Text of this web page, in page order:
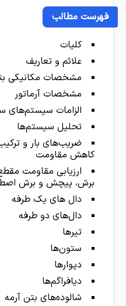
فهرست مطالب
کلیات
علائم و تعاریف
مشخصات مکانیکی
مشخصات آرماتور
الزامات سیستم‌های
تحلیل سیستم‌ها
ضریب‌های بار و
کاهش مقاومت
ارزیابی مقاومت
برش، پیچش و برش
دال های یک طرفه
دال‌های دو طرفه
تیرها
ستون‌ها
دیوارها
دیافراگم‌ها
شالوده‌های بتن آرمه